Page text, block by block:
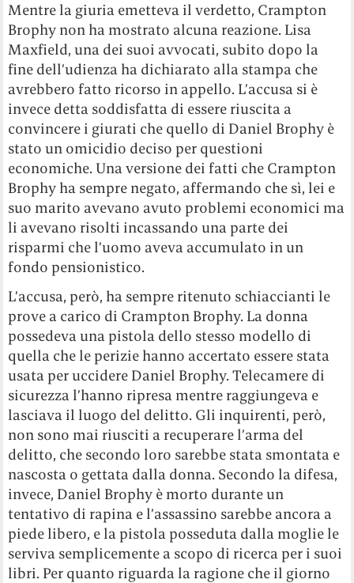
Mentre la giuria emetteva il verdetto, Crampton
Brophy non ha mostrato alcuna reazione. Lisa
Maxfield, una dei suoi avvocati, subito dopo la
fine dell’udienza ha dichiarato alla stampa che
avrebbero fatto ricorso in appello. L’accusa si è
invece detta soddisfatta di essere riuscita a
convincere i giurati che quello di Daniel Brophy è
stato un omicidio deciso per questioni
economiche. Una versione dei fatti che Crampton
Brophy ha sempre negato, affermando che sì, lei e
suo marito avevano avuto problemi economici ma
li avevano risolti incassando una parte dei
risparmi che l’uomo aveva accumulato in un
fondo pensionistico.
L’accusa, però, ha sempre ritenuto schiaccianti le
prove a carico di Crampton Brophy. La donna
possedeva una pistola dello stesso modello di
quella che le perizie hanno accertato essere stata
usata per uccidere Daniel Brophy. Telecamere di
sicurezza l’hanno ripresa mentre raggiungeva e
lasciava il luogo del delitto. Gli inquirenti, però,
non sono mai riusciti a recuperare l’arma del
delitto, che secondo loro sarebbe stata smontata e
nascosta o gettata dalla donna. Secondo la difesa,
invece, Daniel Brophy è morto durante un
tentativo di rapina e l’assassino sarebbe ancora a
piede libero, e la pistola posseduta dalla moglie le
serviva semplicemente a scopo di ricerca per i suoi
libri. Per quanto riguarda la ragione che il giorno